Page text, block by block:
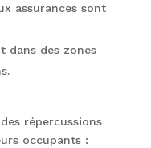
assurances sont
dans des zones
répercussions
occupants :